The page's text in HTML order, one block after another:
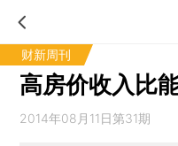
财新周刊
高房价收入比
2014年08月11日第31期